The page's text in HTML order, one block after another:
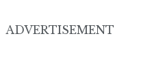
ADVERTISEMENT